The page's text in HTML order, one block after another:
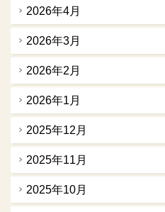
2026年4月
2026年3月
2026年2月
2026年1月
2025年12月
2025年11月
2025年10月